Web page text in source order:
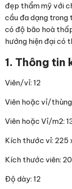
đẹp thẩm mỹ với
cầu đa dạng trong
có độ bão hoà
hướng hiện đại có
1. Thông tin
Viên/vỉ: 12
Viên hoặc vỉ/
Viên hoặc Vỉ/m2:
Kích thước vỉ: 225
Kích thước viên:
Độ dày: 12